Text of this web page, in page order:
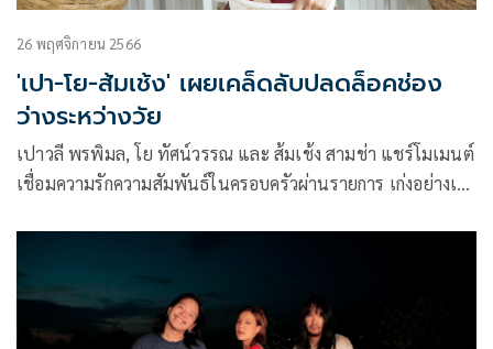
26 พฤศจิกายน 2566
'เปา-โย-ส้มเช้ง' เผยเคล็ดลับปลดล็อคช่อง
ว่างระหว่างวัย
เปาวลี พรพิมล, โย ทัศน์วรรณ และ ส้มเช้ง สามช่า แชร์โมเมนต์
เชื่อมความรักความสัมพันธ์ในครอบครัวผ่านรายการ เก่งอย่างเก๋า
CHANGE2561 ช่วยให้ผู้ชมทุกวัยได้เรียนรู้ความแตกต่างทาง
ความคิดและมุมมองของคนต่างวัย รวมถึงการลดปัญหาช่องว่าง